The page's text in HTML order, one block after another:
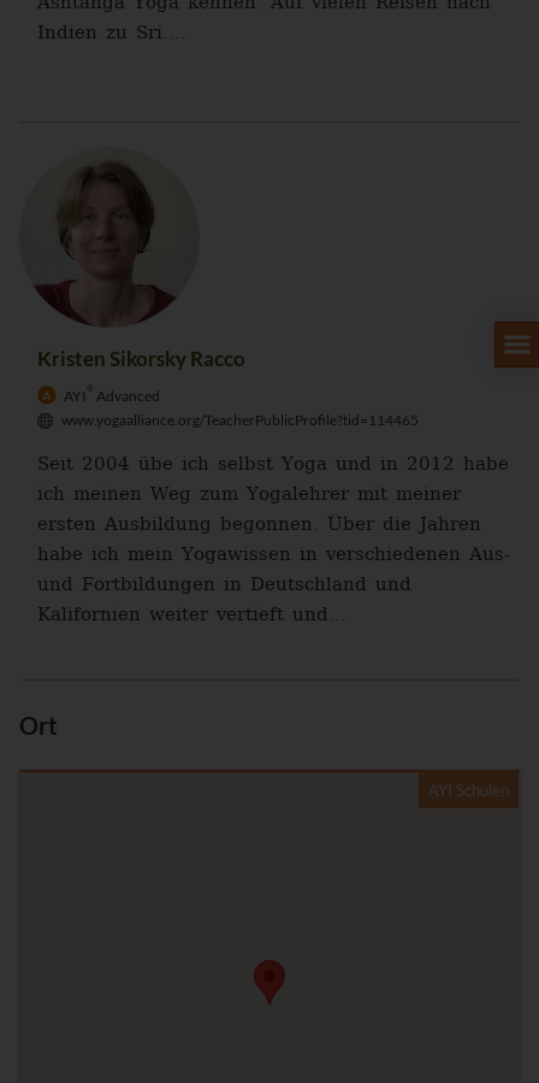
Indien zu Sri....
Kristen Sikorsky Racco
AYI ®
Advanced
www.yogaalliance.org/TeacherPublicProfile?tid=114465
Seit 2004 übe ich selbst Yoga und in 2012 habe
ich meinen Weg zum Yogalehrer mit meiner
ersten Ausbildung begonnen. Über die Jahren
habe ich mein Yogawissen in verschiedenen Aus-
und Fortbildungen in Deutschland und
Kalifornien weiter vertieft und...
Ort
AYI Schulen